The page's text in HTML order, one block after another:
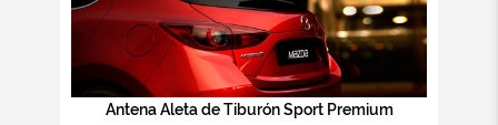
Antena Aleta de Tiburón Sport Premium